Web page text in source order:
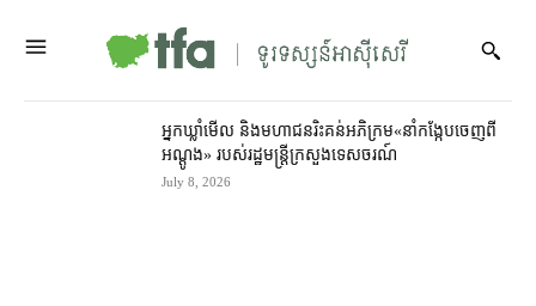
អ្នកឃ្លាំមើល និង​មហាជន​រិះគន់​អភិក្រម​«​នាំ​កង្កែប​ចេញ​ពី​
អណ្ដូង​» របស់​រដ្ឋមន្ត្រីក្រសួង​ទេសចរណ៍
July 8, 2026